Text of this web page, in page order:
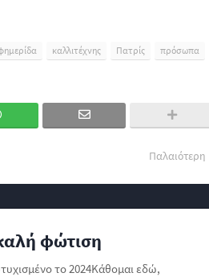
καλλιτέχνης Πατρίς
πρόσωπα
Παλαιότερη
φώτιση
το 2024Κάθομαι εδώ,